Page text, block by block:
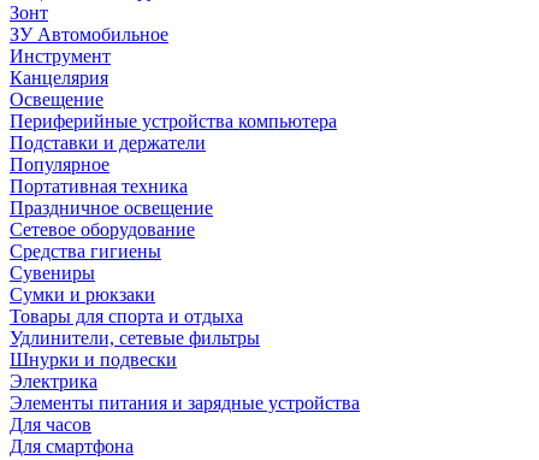
Зонт
ЗУ Автомобильное
Инструмент
Канцелярия
Освещение
Периферийные устройства компьютера
Подставки и держатели
Популярное
Портативная техника
Праздничное освещение
Сетевое оборудование
Средства гигиены
Сувениры
Сумки и рюкзаки
Товары для спорта и отдыха
Удлинители, сетевые фильтры
Шнурки и подвески
Электрика
Элементы питания и зарядные устройства
Для часов
Для смартфона